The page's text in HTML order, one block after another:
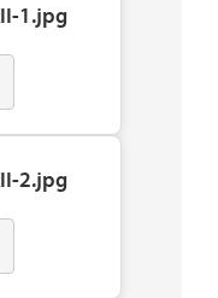
1.jpg
2.jpg